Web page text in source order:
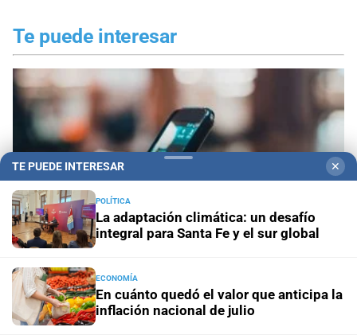
Te puede interesar
Buscan identificar a los autores de las amenazas
contra un médico, un abogado y un periodista
TE PUEDE INTERESAR ✕
POLÍTICA
La adaptación climática: un desafío
integral para Santa Fe y el sur global
ECONOMÍA
En cuánto quedó el valor que anticipa la
inflación nacional de julio